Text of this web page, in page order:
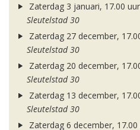
Zaterdag 3 januari, 17.00 uur
Sleutelstad 30
Zaterdag 27 december,
Sleutelstad 30
Zaterdag 20 december,
Sleutelstad 30
Zaterdag 13 december,
Sleutelstad 30
Zaterdag 6 december, 17.00